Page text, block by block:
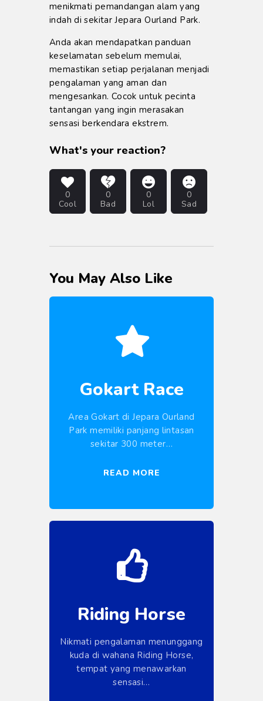
menikmati pemandangan alam yang
indah di sekitar Jepara Ourland Park.
Anda akan mendapatkan panduan
keselamatan sebelum memulai,
memastikan setiap perjalanan menjadi
pengalaman yang aman dan
mengesankan. Cocok untuk pecinta
tantangan yang ingin merasakan
sensasi berkendara ekstrem.
What's your reaction?
0
Cool
0
Bad
0
Lol
0
Sad
You May Also Like
Gokart Race
Area Gokart di Jepara Ourland
Park memiliki panjang lintasan
sekitar 300 meter…
READ MORE
Riding Horse
Nikmati pengalaman menunggang
kuda di wahana Riding Horse,
tempat yang menawarkan
sensasi…